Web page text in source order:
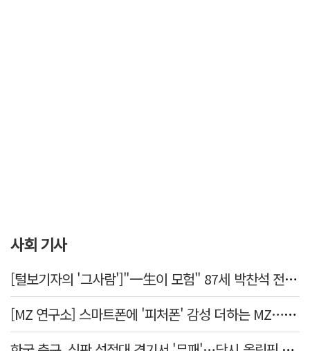
사회 기사
[털보기자의 '그사람']"一生이 모험" 87세 박찬석 전 경북대 총장
[MZ 연구소] 스마트폰에 '피처폰' 감성 더하는 MZ… 히퍼와 줄이어폰